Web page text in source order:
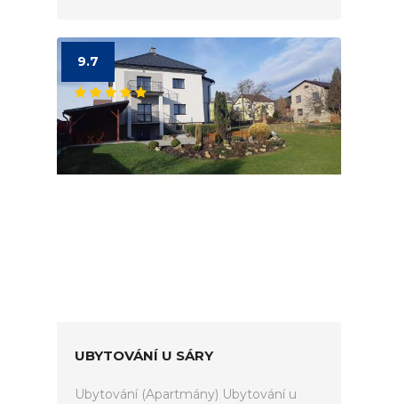
9.7
UBYTOVÁNÍ U SÁRY
Ubytování (Apartmány) Ubytování u